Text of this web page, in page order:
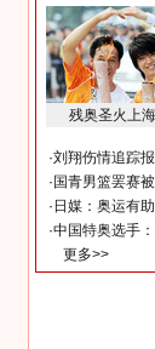
残奥圣火上
·刘翔伤情追踪
· 国青男篮罢赛
· 日媒：奥运有
·中国特奥选手
更多>>